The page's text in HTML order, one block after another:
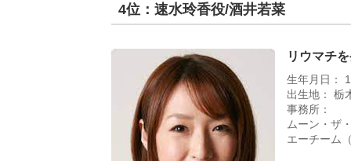
4位：速水玲香役/酒井若菜
リウマチ
生年月日：
出生地： 栃
事務所：
ムーン・ザ
エーチーム